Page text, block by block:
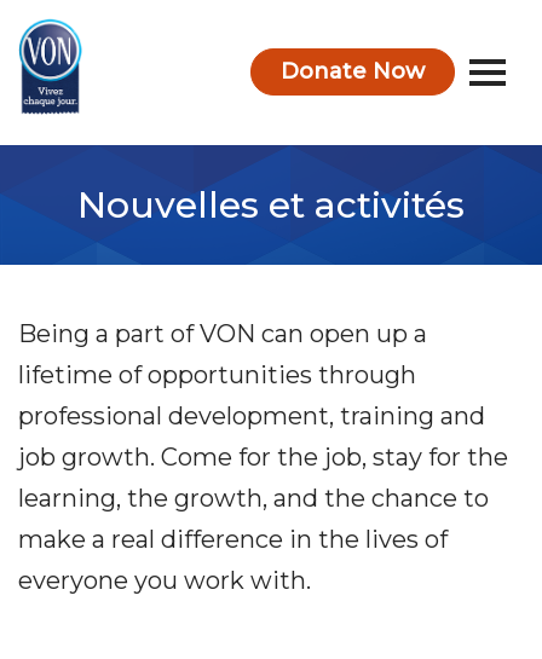
Donate Now
Nouvelles et activités
Being a part of VON can open up a
lifetime of opportunities through
professional development, training and
job growth. Come for the job, stay for the
learning, the growth, and the chance to
make a real difference in the lives of
everyone you work with.